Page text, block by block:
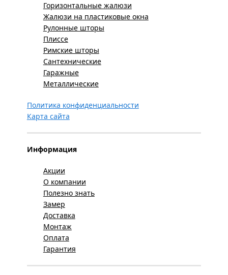
Горизонтальные жалюзи
Жалюзи на пластиковые окна
Рулонные шторы
Плиссе
Римские шторы
Сантехнические
Гаражные
Металлические
Политика конфиденциальности
Карта сайта
Информация
Акции
О компании
Полезно знать
Замер
Доставка
Монтаж
Оплата
Гарантия